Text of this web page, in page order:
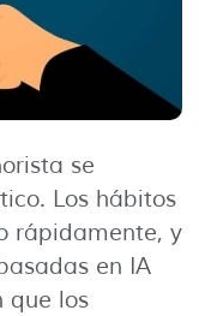
se
Los hábitos
rápidamente, y
en IA
que los